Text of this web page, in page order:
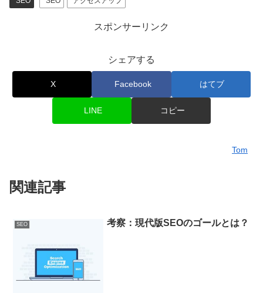
スポンサーリンク
シェアする
X Facebook はてブ
LINE コピー
Tom
関連記事
SEO 考察：現代版SEOのゴールとは？